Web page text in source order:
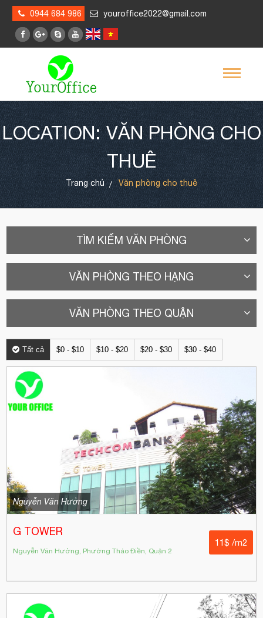
0944 684 986 youroffice2022@gmail.com
LOCATION: VĂN PHÒNG CHO
THUÊ
Trang chủ Văn phòng cho thuê
TÌM KIẾM VĂN PHÒNG
VĂN PHÒNG THEO HẠNG
VĂN PHÒNG THEO QUẬN
Tất cả $0 - $10 $10 - $20 $20 - $30 $30 - $40
Nguyễn Văn Hưởng
G TOWER
Nguyễn Văn Hưởng, Phường Thảo Điền, Quận 2
11$ /m2